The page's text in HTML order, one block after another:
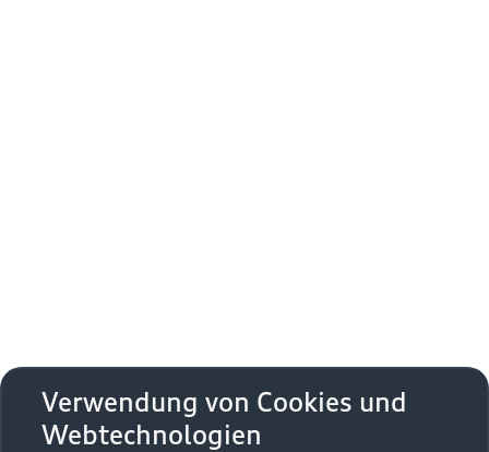
Zurück nach oben
Modelle
Verwendung von Cookies und
Webtechnologien